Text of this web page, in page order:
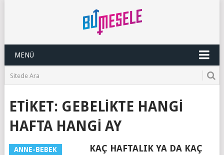
MENÜ
ETIKET: GEBELIKTE HANGI
HAFTA HANGI AY
ANNE-BEBEK
KAÇ HAFTALIK YA DA KAÇ